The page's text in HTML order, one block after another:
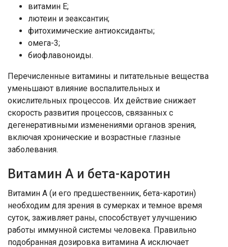
витамин Е;
лютеин и зеаксантин;
фитохимические антиоксиданты;
омега-3;
биофлавоноиды.
Перечисленные витамины и питательные вещества
уменьшают влияние воспалительных и
окислительных процессов. Их действие снижает
скорость развития процессов, связанных с
дегенеративными изменениями органов зрения,
включая хронические и возрастные глазные
заболевания.
Витамин А и бета-каротин
Витамин А (и его предшественник, бета-каротин)
необходим для зрения в сумерках и темное время
суток, заживляет раны, способствует улучшению
работы иммунной системы человека. Правильно
подобранная дозировка витамина А исключает